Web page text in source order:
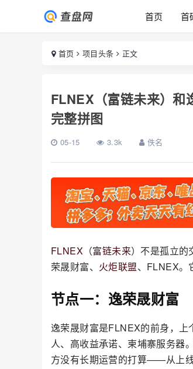
首页 首
首页 项目头条 正文
FLNEX（富链未来）
完整拼图
05-15 3.3k 佚名
FLNEX （富链未来）不是孤立的
荣晟财富、 火炬联盟、FLNEX。
节点一：逸荣晟财富
逸荣晟财富是FLNEX的前身，
人、高收益承诺、柬埔寨服务器
方没有长期运营的打算——从上